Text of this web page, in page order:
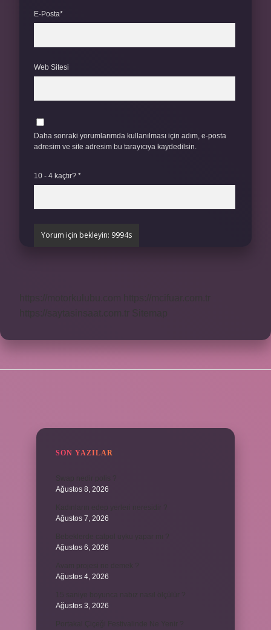
E-Posta*
Web Sitesi
Daha sonraki yorumlarımda kullanılması için adım, e-posta
adresim ve site adresim bu tarayıcıya kaydedilsin.
10 - 4 kaçtır? *
SON YAZILAR
Ağustos 8, 2026
Ağustos 7, 2026
Ağustos 6, 2026
Ağustos 4, 2026
Ağustos 3, 2026